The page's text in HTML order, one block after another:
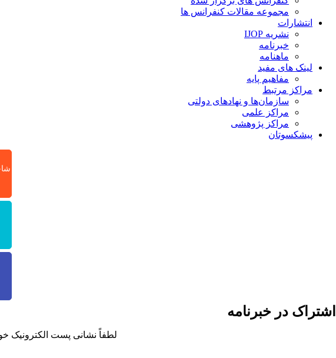
مجموعه مقالات کنفرانس ها
انتشارات
نشریه IJOP
خبرنامه
ماهنامه
لینک های مفید
مفاهیم پایه
مراکز مرتبط
سازمان‌ها و نهادهای دولتی
مراکز علمی
مراکز پژوهشی
پیشکسوتان
اشتراک در خبرنامه
لطفاً نشانی پست الکترونیک